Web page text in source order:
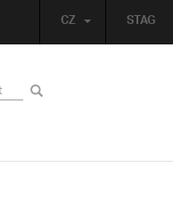
STAG
CZ